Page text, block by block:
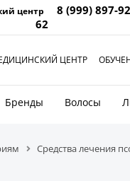
центр
8 (999) 897-
62
ЦЕНТР
Бренды Волосы
Средства лечения